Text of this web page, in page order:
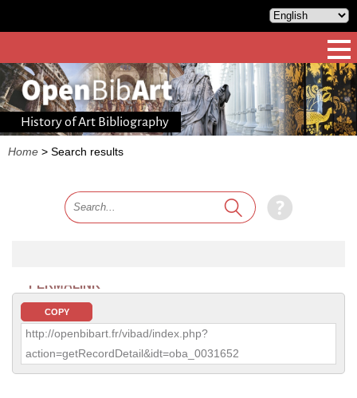
History of Art Bibliography
Home > Search results
PERMALINK
COPY
http://openbibart.fr/vibad/index.php?
action=getRecordDetail&idt=oba_0031652